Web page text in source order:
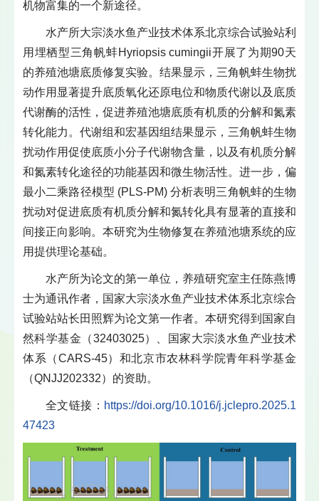
机物富集的一个新途径。
水产所大宗淡水鱼产业技术体系北京综合试验站利
用埋栖型三角帆蚌Hyriopsis cumingii开展了为期90天
的养殖池塘底质修复实验。结果显示，三角帆蚌生物扰
动作用显著提升底质氧化还原电位和物质代谢以及底质
代谢酶的活性，促进养殖池塘底质有机质的分解和氮素
转化能力。代谢组和宏基因组结果显示，三角帆蚌生物
扰动作用促使底质小分子代谢物含量，以及有机质分解
和氮素转化途径的功能基因和微生物活性。进一步，偏
最小二乘路径模型 (PLS-PM) 分析表明三角帆蚌的生物
扰动对促进底质有机质分解和氮转化具有显著的直接和
间接正向影响。本研究为生物修复在养殖池塘系统的应
用提供理论基础。
水产所为论文的第一单位，养殖研究室主任陈燕博
士为通讯作者，国家大宗淡水鱼产业技术体系北京综合
试验站站长田照辉为论文第一作者。本研究得到国家自
然科学基金（32403025）、国家大宗淡水鱼产业技术
体系（CARS-45）和北京市农林科学院青年科学基金
（QNJJ202332）的资助。
全文链接： https://doi.org/10.1016/j.jclepro.2025.1
47423